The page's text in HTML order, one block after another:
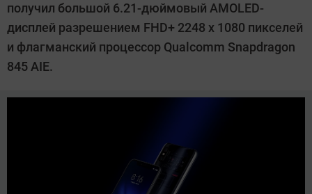
получил большой 6.21-дюймовый AMOLED-
дисплей разрешением FHD+ 2248 x 1080 пикселей
и флагманский процессор Qualcomm Snapdragon
845 AIE.